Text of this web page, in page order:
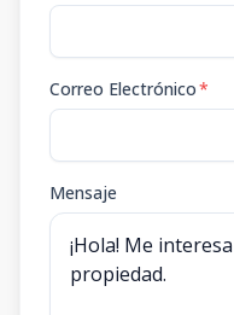
Correo Electrónico*
Mensaje